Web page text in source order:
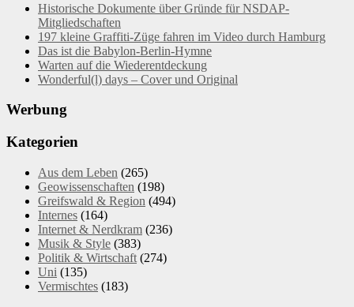
Historische Dokumente über Gründe für NSDAP-
Mitgliedschaften
197 kleine Graffiti-Züge fahren im Video durch Hamburg
Das ist die Babylon-Berlin-Hymne
Warten auf die Wiederentdeckung
Wonderful(l) days – Cover und Original
Werbung
Kategorien
Aus dem Leben (265)
Geowissenschaften (198)
Greifswald & Region (494)
Internes (164)
Internet & Nerdkram (236)
Musik & Style (383)
Politik & Wirtschaft (274)
Uni (135)
Vermischtes (183)